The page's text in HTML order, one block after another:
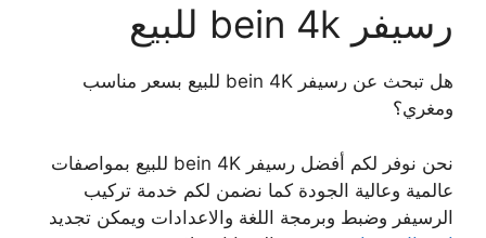
رسيفر bein 4k للبيع
هل تبحث عن رسيفر bein 4K للبيع بسعر مناسب
ومغري؟
نحن نوفر لكم أفضل رسيفر bein 4K للبيع بمواصفات
عالمية وعالية الجودة كما نضمن لكم خدمة تركيب
الرسيفر وضبط وبرمجة اللغة والاعدادات ويمكن تجديد